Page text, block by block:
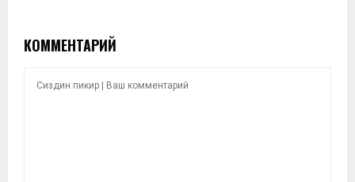
КОММЕНТАРИЙ